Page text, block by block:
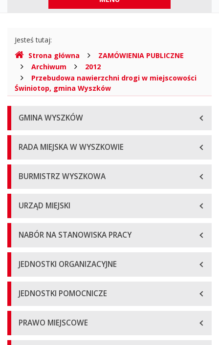
Gdzie
jesteśmy
Jesteś tutaj:
Strona główna
ZAMÓWIENIA PUBLICZNE
Archiwum
2012
Przebudowa nawierzchni drogi w miejscowości
Świniotop, gmina Wyszków
Menu
główne
GMINA WYSZKÓW
RADA MIEJSKA W WYSZKOWIE
BURMISTRZ WYSZKOWA
URZĄD MIEJSKI
NABÓR NA STANOWISKA PRACY
JEDNOSTKI ORGANIZACYJNE
JEDNOSTKI POMOCNICZE
PRAWO MIEJSCOWE